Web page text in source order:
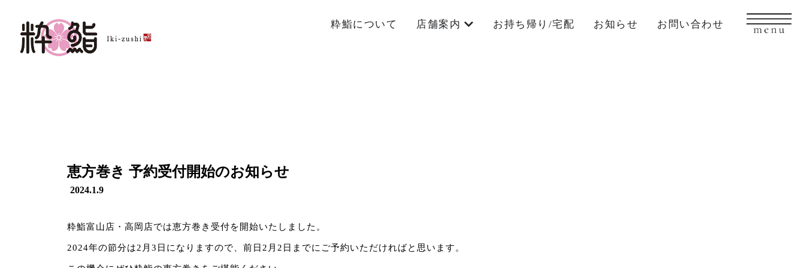
粋鮨について 店舗案内 お持ち帰り/宅配 お知らせ お問い合わせ
恵方巻き 予約受付開始のお知らせ
2024.1.9
粋鮨富山店・高岡店では恵方巻き受付を開始いたしました。
2024年の節分は2月3日になりますので、前日2月2日までにご予約いただければと思います。